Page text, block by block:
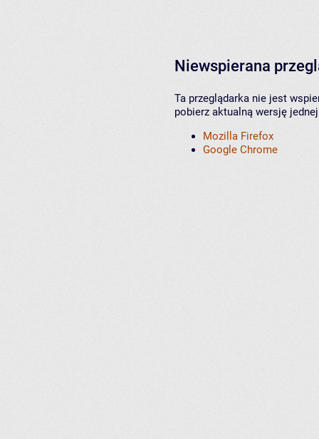
Niewspierana
Ta przeglądarka nie jest
pobierz aktualną wersję
Mozilla Firefox
Google Chrome